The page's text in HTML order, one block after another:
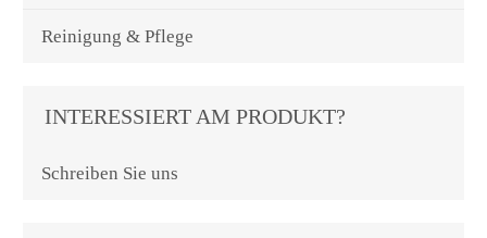
Reinigung & Pflege
INTERESSIERT AM PRODUKT?
Schreiben Sie uns